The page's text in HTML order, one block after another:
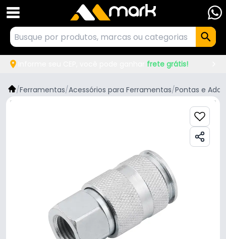
frete grátis!
/Ferramentas/Acessórios para Ferramentas/Pontas e